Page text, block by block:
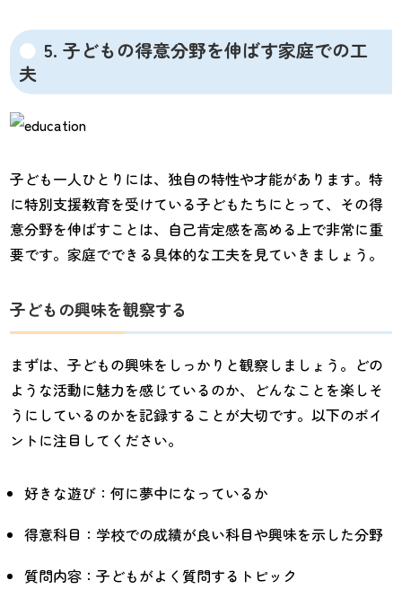
5. 子どもの得意分野を伸ばす家庭での工
夫
子ども一人ひとりには、独自の特性や才能があります。特
に特別支援教育を受けている子どもたちにとって、その得
意分野を伸ばすことは、自己肯定感を高める上で非常に重
要です。家庭でできる具体的な工夫を見ていきましょう。
子どもの興味を観察する
まずは、子どもの興味をしっかりと観察しましょう。どの
ような活動に魅力を感じているのか、どんなことを楽しそ
うにしているのかを記録することが大切です。以下のポイ
ントに注目してください。
好きな遊び：何に夢中になっているか
得意科目：学校での成績が良い科目や興味を示した分野
質問内容：子どもがよく質問するトピック